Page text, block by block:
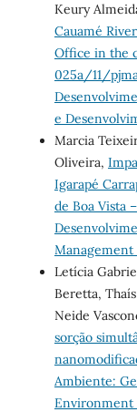
Keury
Cauamé
Office in the
025a/11/
e
Marcia
Oliveira,
Igarapé
de Boa Vista
Letícia
Beretta,
Neide
sorção
Ambiente:
Environment